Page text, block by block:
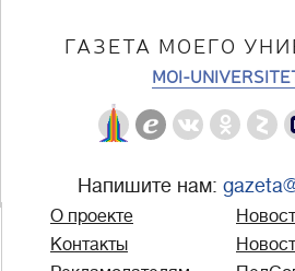
ГАЗЕТА МОЕГО
MOI-
Напишите нам:
О проекте
Контакты